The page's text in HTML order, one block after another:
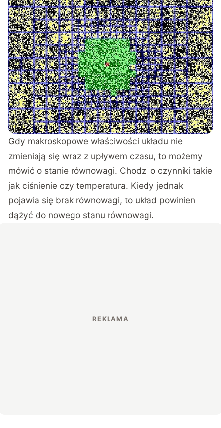
Gdy makroskopowe właściwości układu nie
zmieniają się wraz z upływem czasu, to możemy
mówić o stanie równowagi. Chodzi o czynniki takie
jak ciśnienie czy temperatura. Kiedy jednak
pojawia się brak równowagi, to układ powinien
dążyć do nowego stanu równowagi.